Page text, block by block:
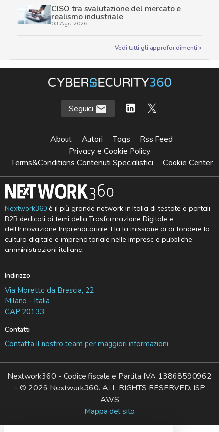
CISO tra svalutazione del mercato e
realismo industriale
03 Ago 2026
Vedi tutti gli approfondimenti >
Seguici
About Autori Tags
Rss Feed
Privacy e Cookie Policy
Terms&Conditions Contenuti Specialistici
Cookie Center
Nextwork360 è il più grande network in Italia di testate e portali
B2B dedicati ai temi della Trasformazione Digitale e
dell’Innovazione Imprenditoriale. Ha la missione di diffondere la
cultura digitale e imprenditoriale nelle imprese e pubbliche
amministrazioni italiane.
Indirizzo
Via Moretto da Brescia, 22
Milano - Italia
CAP 20133
Contatti
Contatta il nostro team per maggiori informazioni
Nextwork360 - Codice fiscale e Partita IVA 13868590962
- © 2026 Nextwork360. ALL RIGHTS RESERVED. ISP
AWS
Mappa del sito